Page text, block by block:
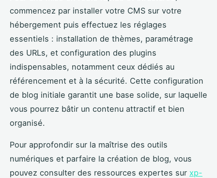
commencez par installer votre CMS sur votre
hébergement puis effectuez les réglages
essentiels : installation de thèmes, paramétrage
des URLs, et configuration des plugins
indispensables, notamment ceux dédiés au
référencement et à la sécurité. Cette configuration
de blog initiale garantit une base solide, sur laquelle
vous pourrez bâtir un contenu attractif et bien
organisé.
Pour approfondir sur la maîtrise des outils
numériques et parfaire la création de blog, vous
pouvez consulter des ressources expertes sur xp-